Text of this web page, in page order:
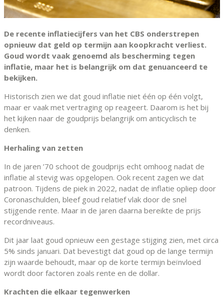
De recente inflatiecijfers van het CBS onderstrepen
opnieuw dat geld op termijn aan koopkracht verliest.
Goud wordt vaak genoemd als bescherming tegen
inflatie, maar het is belangrijk om dat genuanceerd te
bekijken.
Historisch zien we dat goud inflatie niet één op één volgt,
maar er vaak met vertraging op reageert. Daarom is het bij
het kijken naar de goudprijs belangrijk om anticyclisch te
denken.
Herhaling van zetten
In de jaren ’70 schoot de goudprijs echt omhoog nadat de
inflatie al stevig was opgelopen. Ook recent zagen we dat
patroon. Tijdens de piek in 2022, nadat de inflatie opliep door
Coronaschulden, bleef goud relatief vlak door de snel
stijgende rente. Maar in de jaren daarna bereikte de prijs
recordniveaus.
Dit jaar laat goud opnieuw een gestage stijging zien, met circa
5% sinds januari. Dat bevestigt dat goud op de lange termijn
zijn waarde behoudt, maar op de korte termijn beïnvloed
wordt door factoren zoals rente en de dollar.
Krachten die elkaar tegenwerken